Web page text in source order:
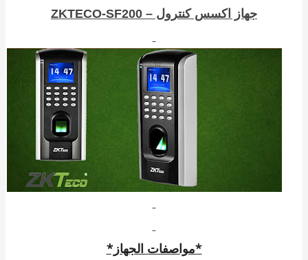
جهاز اكسس كنترول – ZKTECO-SF200
*مواصفات الجهاز*